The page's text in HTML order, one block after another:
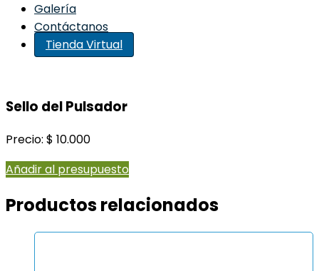
Galería
Contáctanos
Tienda Virtual
Sello del Pulsador
Precio: $ 10.000
Añadir al presupuesto
Productos relacionados